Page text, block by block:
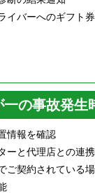
イバーへのギフト
一の事故発生
情報を確認
ーと代理店との連
ご契約されている場